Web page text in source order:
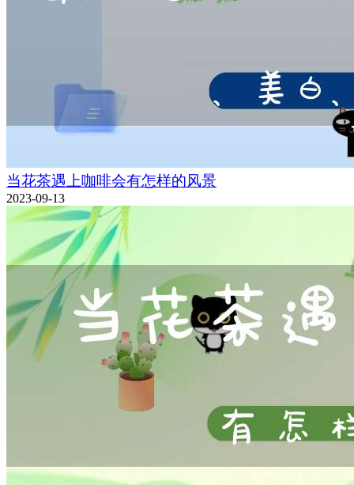
当花茶遇上咖啡会有怎样的风景
2023-09-13